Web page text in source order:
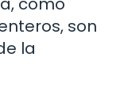
son
la